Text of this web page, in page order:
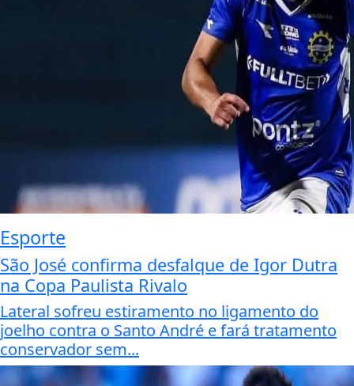
Esporte
São José confirma desfalque de Igor Dutra
na Copa Paulista Rivalo
Lateral sofreu estiramento no ligamento do
joelho contra o Santo André e fará tratamento
conservador sem...